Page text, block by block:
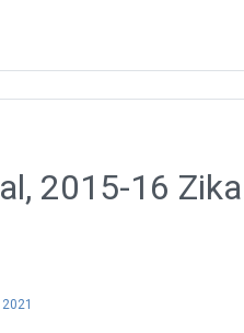
2015-16